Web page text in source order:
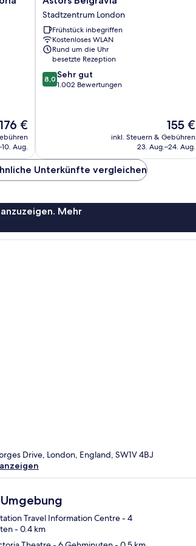
Der
176 €
Aug.
Belgravia
Stadtzentrum
London
Stadtzentrum London
Frühstück inbegriffen
Kostenloses WLAN
Rund um die Uhr
besetzte Rezeption
8.0
von
8,0 Sehr gut
1.002 Bewertungen
Der
Preis
beträgt
155 €
inkl. Steuern & Gebühren
23. Aug.–24. Aug.
Unterkünfte vergleichen
Mehr
Drive, London, England, SW1V 4BJ
Travel Information Centre- 4
- 0.4 km